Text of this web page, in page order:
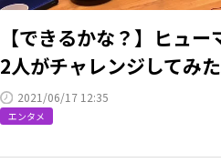
会社情報
RKB毎日ホールディングス
RKB毎日放送株式会社
関連会社
【できるかな？】ヒュ
2人がチャレンジしてみた
2021/06/17 12:35
エンタメ